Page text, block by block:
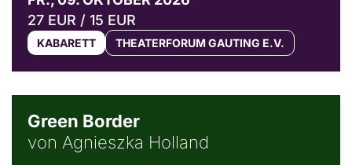
27 EUR / 15 EUR
KABARETT THEATERFORUM GAUTING E.V.
Green Border
von Agnieszka Holland